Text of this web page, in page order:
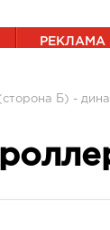
РЕКЛАМА
Б) -